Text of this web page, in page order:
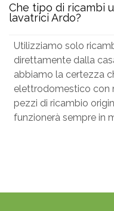
Che tipo di ricambi
lavatrici Ardo?
Utilizziamo solo
direttamente dalla
abbiamo la certezza
elettrodomestico con
pezzi di ricambio
funzionerà sempre in